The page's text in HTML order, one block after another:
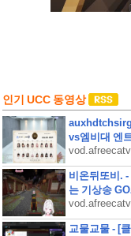
인기 UCC 동영상
auxhdtchsirg
vs엠비대 엔
비온뒤또비.
는 기상송
교물교물 - [